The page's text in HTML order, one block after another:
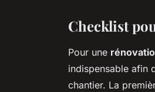
Checklist
Pour une
indispensable afin
chantier. La